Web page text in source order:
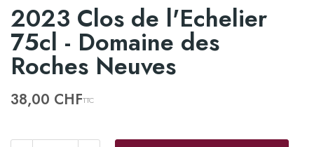
2023 Clos de l'Echelier
75cl - Domaine des
Roches Neuves
38,00 CHFTTC